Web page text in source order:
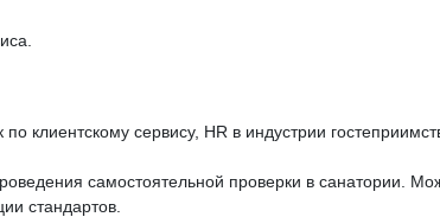
клиентскому сервису, HR в индустрии
самостоятельной проверки в санатории.
стандартов.